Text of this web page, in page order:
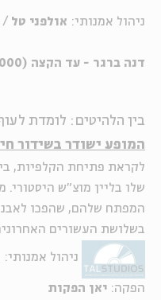
ניהול אמנותי: אולפני טל /
דנה ברגר - עד הקצה (2000)
בין הלהיטים: לומדת
המופע ישודר בשידור
לקראת פתיחת הקלפיות,
שלו בליין מוצ"ש היסטורי.
המפתח שלהם, שהפכו
בשלושת העשורים
ניהול אמנותי:
הפקה: יאן הפקות